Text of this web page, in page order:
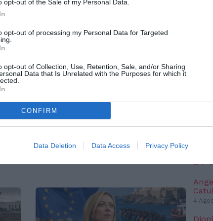
opt-out of the Sale of my Personal Data.
opt-out of processing my Personal Data for Targeted
opt-out of Collection, Use, Retention, Sale, and/or Sharing
Data that Is Unrelated with the Purposes for which it
CONFIRM
Data Deletion Data Access Privacy Policy
ANCHE:
ATTUALITÀ
Richiedenti asilo,
l’integrazione deve iniziare
4
4